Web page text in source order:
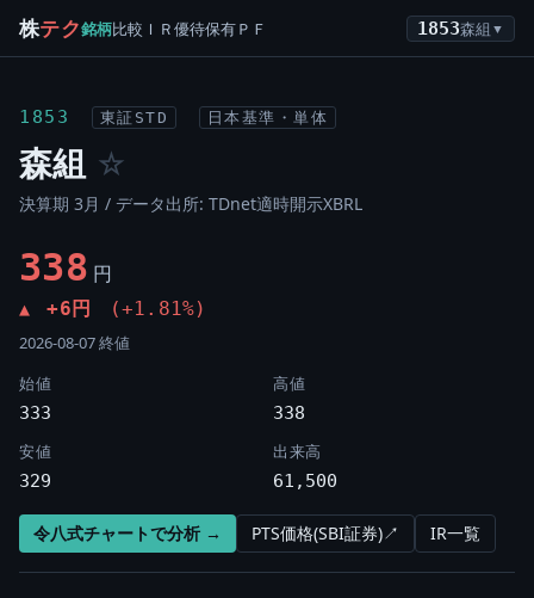
株テク銘柄比較 ＩＲ優待保有ＰＦ 1853森組 ▼
1853 東証STD 日本基準・単体
森組 ☆
決算期 3月 / データ出所: TDnet適時開示XBRL
338 円
▲ +6円 (+1.81%)
2026-08-07 終値
始値
333
高値
338
安値
329
出来高
61,500
令八式チャートで分析 → PTS価格(SBI証券)↗ IR一覧